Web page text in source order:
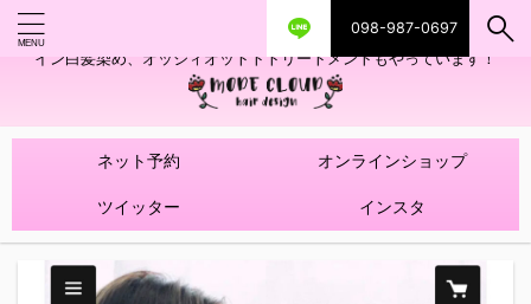
098-987-0697
艶ツヤヘアカラー！髪質改善トリートメントやハイライトを使ったデザ
イン白髪染め、オッジィオットトトリートメントもやっています！
ネット予約 オンラインショップ
ツイッター インスタ